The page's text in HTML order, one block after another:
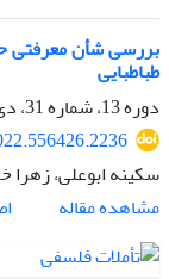
بررسی شأن معرفتی
طباطبایی
دوره 13، شماره 31، دی 1402، صفحه
سکینه ابوعلی،
مشاهده مقاله